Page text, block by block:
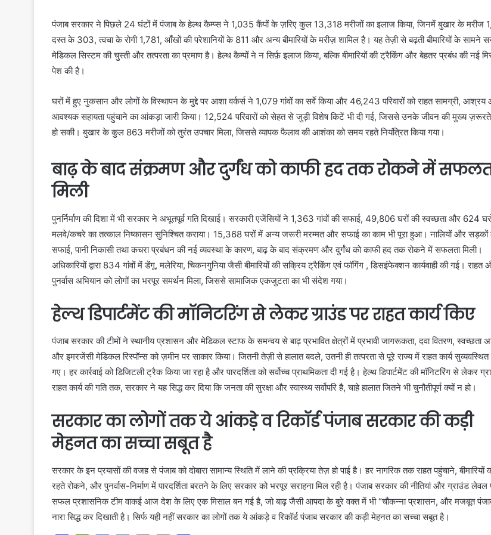
पंजाब सरकार ने पिछले 24 घंटों में पंजाब के हेल्थ कैम्प्स ने 1,035 कैंपों के ज़रिए कुल 13,318 मरीजों का इलाज किया, जिनमें बुखार के मरीज
दस्त के 303, त्वचा के रोगी 1,781, आँखों की परेशानियों के 811 और अन्य बीमारियों के मरीज़ शामिल है। यह तेज़ी से बढ़ती बीमारियों के सामने
मेडिकल सिस्टम की चुस्ती और तत्परता का प्रमाण है। हेल्थ कैम्पों ने न सिर्फ़ इलाज किया, बल्कि बीमारियों की ट्रैकिंग और बेहतर प्रबंध की नई
पेश की है।
घरों में हुए नुकसान और लोगों के विस्थापन के मुद्दे पर आशा वर्कर्स ने 1,079 गांवों का सर्वे किया और 46,243 परिवारों को राहत सामग्री,
आवश्यक सहायता पहुंचाने का आंकड़ा जारी किया। 12,524 परिवारों को सेहत से जुड़ी विशेष किटें भी दी गई, जिससे उनके जीवन की मुख्य
हो सकी। बुखार के कुल 863 मरीजों को तुरंत उपचार मिला, जिससे व्यापक फैलाव की आशंका को समय रहते नियंत्रित किया गया।
बाढ़ के बाद संक्रमण और दुर्गंध को काफी हद तक रोकने में
मिली
पुनर्निर्माण की दिशा में भी सरकार ने अभूतपूर्व गति दिखाई। सरकारी एजेंसियों ने 1,363 गांवों की सफाई, 49,806 घरों की स्वच्छता और 624
मलवे/कचरे का तत्काल निष्कासन सुनिश्चित कराया। 15,368 घरों में अन्य जरूरी मरम्मत और सफाई का काम भी पूरा हुआ। नालियों और सड़कों
सफाई, पानी निकासी तथा कचरा प्रबंधन की नई व्यवस्था के कारण, बाढ़ के बाद संक्रमण और दुर्गंध को काफी हद तक रोकने में सफलता मिली।
अधिकारियों द्वारा 834 गांवों में डेंगू, मलेरिया, चिकनगुनिया जैसी बीमारियों की सक्रिय ट्रैकिंग एवं फॉगिंग , डिसइंफेक्शन कार्यवाही की गई। राहत
पुनर्वास अभियान को लोगों का भरपूर समर्थन मिला, जिससे सामाजिक एकजुटता का भी संदेश गया।
हेल्थ डिपार्टमेंट की मॉनिटरिंग से लेकर ग्राउंड पर राहत कार्य किए
पंजाब सरकार की टीमों ने स्थानीय प्रशासन और मेडिकल स्टाफ के समन्वय से बाढ़ प्रभावित क्षेत्रों में प्रभावी जागरूकता, दवा वितरण, स्वच्छता
और इमरजेंसी मेडिकल रिस्पॉन्स को ज़मीन पर साकार किया। जितनी तेज़ी से हालात बदले, उतनी ही तत्परता से पूरे राज्य में राहत कार्य सुव्यवस्थित
गए। हर कार्रवाई को डिजिटली ट्रैक किया जा रहा है और पारदर्शिता को सर्वोच्च प्राथमिकता दी गई है। हेल्थ डिपार्टमेंट की मॉनिटरिंग से लेकर
राहत कार्य की गति तक, सरकार ने यह सिद्ध कर दिया कि जनता की सुरक्षा और स्वास्थ्य सर्वोपरि है, चाहे हालात जितने भी चुनौतीपूर्ण क्यों न हो।
सरकार का लोगों तक ये आंकड़े व रिकॉर्ड पंजाब सरकार की कड़ी
मेहनत का सच्चा सबूत है
सरकार के इन प्रयासों की वजह से पंजाब को दोबारा सामान्य स्थिति में लाने की प्रक्रिया तेज़ हो पाई है। हर नागरिक तक राहत पहुंचाने, बीमारियों
रहते रोकने, और पुनर्वास-निर्माण में पारदर्शिता बरतने के लिए सरकार को भरपूर सराहना मिल रही है। पंजाब सरकार की नीतियां और ग्राउंड लेवल
सफल प्रशासनिक टीम वाकई आज देश के लिए एक मिसाल बन गई है, जो बाढ़ जैसी आपदा के बुरे वक्त में भी “चौकन्ना प्रशासन, और मजबूत
नारा सिद्ध कर दिखाती है। सिर्फ यही नहीं सरकार का लोगों तक ये आंकड़े व रिकॉर्ड पंजाब सरकार की कड़ी मेहनत का सच्चा सबूत है।